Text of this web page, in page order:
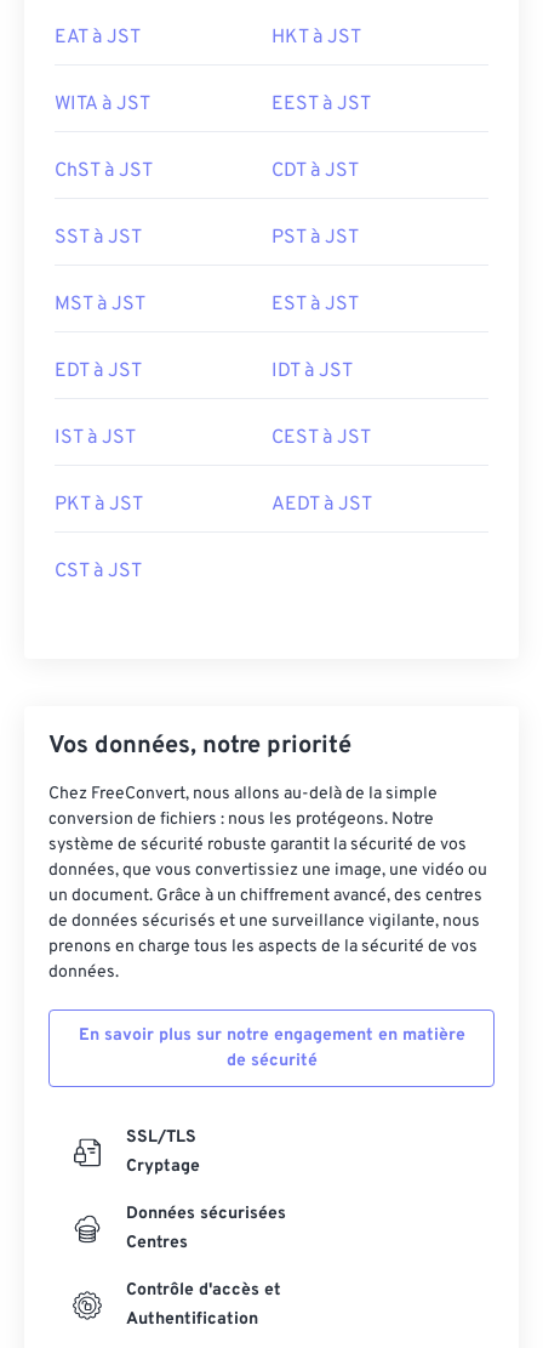
EAT à JST HKT à JST
WITA à JST EEST à JST
ChST à JST CDT à JST
SST à JST PST à JST
MST à JST EST à JST
EDT à JST IDT à JST
IST à JST CEST à JST
PKT à JST AEDT à JST
CST à JST
Vos données, notre priorité
Chez FreeConvert, nous allons au-delà de la simple
conversion de fichiers : nous les protégeons. Notre
système de sécurité robuste garantit la sécurité de vos
données, que vous convertissiez une image, une vidéo ou
un document. Grâce à un chiffrement avancé, des centres
de données sécurisés et une surveillance vigilante, nous
prenons en charge tous les aspects de la sécurité de vos
données.
En savoir plus sur notre engagement en matière
de sécurité
SSL/TLS
Cryptage
Données sécurisées
Centres
Contrôle d'accès et
Authentification